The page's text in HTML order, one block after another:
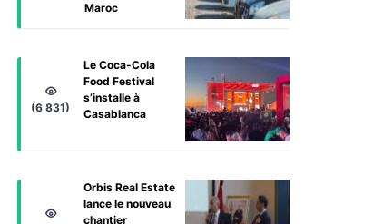
Maroc
Le Coca-Cola
Food Festival
s’installe à
Casablanca
(6 831)
Orbis Real Estate
lance le nouveau
chantier